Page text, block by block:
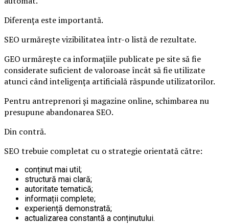
Diferența este importantă.
SEO urmărește vizibilitatea într-o listă de rezultate.
GEO urmărește ca informațiile publicate pe site să fie
considerate suficient de valoroase încât să fie utilizate
atunci când inteligența artificială răspunde utilizatorilor.
Pentru antreprenori și magazine online, schimbarea nu
presupune abandonarea SEO.
Din contră.
SEO trebuie completat cu o strategie orientată către:
conținut mai util;
structură mai clară;
autoritate tematică;
informații complete;
experiență demonstrată;
actualizarea constantă a conținutului.